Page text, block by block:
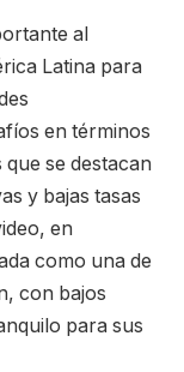
al
Latina para
en términos
se destacan
y bajas tasas
en
como una de
con bajos
para sus